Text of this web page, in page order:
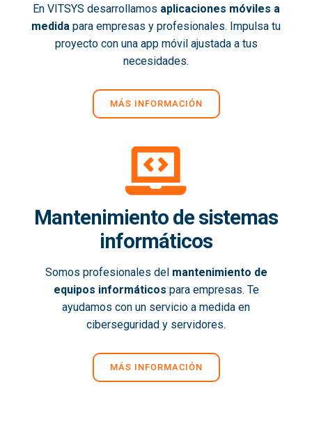
En VITSYS desarrollamos aplicaciones móviles a
medida para empresas y profesionales. Impulsa tu
proyecto con una app móvil ajustada a tus
necesidades.
MÁS INFORMACIÓN
Mantenimiento de sistemas
informáticos
Somos profesionales del mantenimiento de
equipos informáticos para empresas. Te
ayudamos con un servicio a medida en
ciberseguridad y servidores.
MÁS INFORMACIÓN